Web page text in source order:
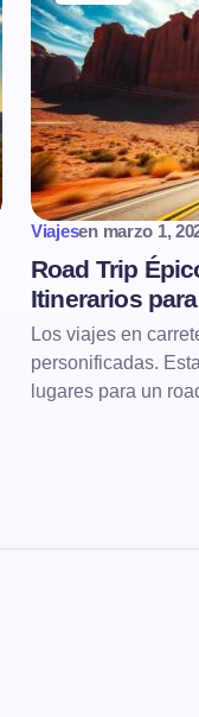
Viajesen marzo 1,
Road Trip
Itinerarios
Los viajes en
personificadas.
lugares para un